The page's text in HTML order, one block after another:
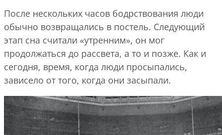
После нескольких часов бодрствования люди
обычно возвращались в постель. Следующий
этап сна считали «утренним», он мог
продолжаться до рассвета, а то и позже. Как и
сегодня, время, когда люди просыпались,
зависело от того, когда они засыпали.